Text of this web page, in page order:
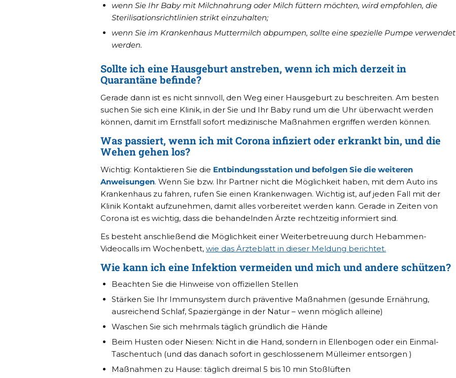
wenn Sie Ihr Baby mit Milchnahrung oder Milch füttern möchten, wird empfohlen, die
Sterilisationsrichtlinien strikt einzuhalten;
wenn Sie im Krankenhaus Muttermilch abpumpen, sollte eine spezielle Pumpe verwendet
werden.
Sollte ich eine Hausgeburt anstreben, wenn ich mich derzeit in
Quarantäne befinde?
Gerade dann ist es nicht sinnvoll, den Weg einer Hausgeburt zu beschreiten. Am besten
suchen Sie sich eine Klinik, in der Sie und Ihr Baby rund um die Uhr überwacht werden
können, damit im Ernstfall sofort medizinische Maßnahmen ergriffen werden können.
Was passiert, wenn ich mit Corona infiziert oder erkrankt bin, und die
Wehen gehen los?
Wichtig: Kontaktieren Sie die Entbindungsstation und befolgen Sie die weiteren
Anweisungen. Wenn Sie bzw. Ihr Partner nicht die Möglichkeit haben, mit dem Auto ins
Krankenhaus zu fahren, rufen Sie einen Krankenwagen. Wichtig ist, auf jeden Fall mit der
Klinik Kontakt aufzunehmen, damit alles vorbereitet werden kann. Gerade in Zeiten von
Corona ist es wichtig, dass die behandelnden Ärzte rechtzeitig informiert sind.
Es besteht anschließend die Möglichkeit einer Weiterbetreuung durch Hebammen-
Videocalls im Wochenbett, wie das Ärzteblatt in dieser Meldung berichtet.
Wie kann ich eine Infektion vermeiden und mich und andere schützen?
Beachten Sie die Hinweise von offiziellen Stellen
Stärken Sie Ihr Immunsystem durch präventive Maßnahmen (gesunde Ernährung,
ausreichend Schlaf, Spaziergänge in der Natur – wenn möglich alleine)
Waschen Sie sich mehrmals täglich gründlich die Hände
Beim Husten oder Niesen: Nicht in die Hand, sondern in Ellenbogen oder ein Einmal-
Taschentuch (und das danach sofort in geschlossenem Mülleimer entsorgen )
Maßnahmen zu Hause: täglich dreimal 5 bis 10 min Stoßlüften